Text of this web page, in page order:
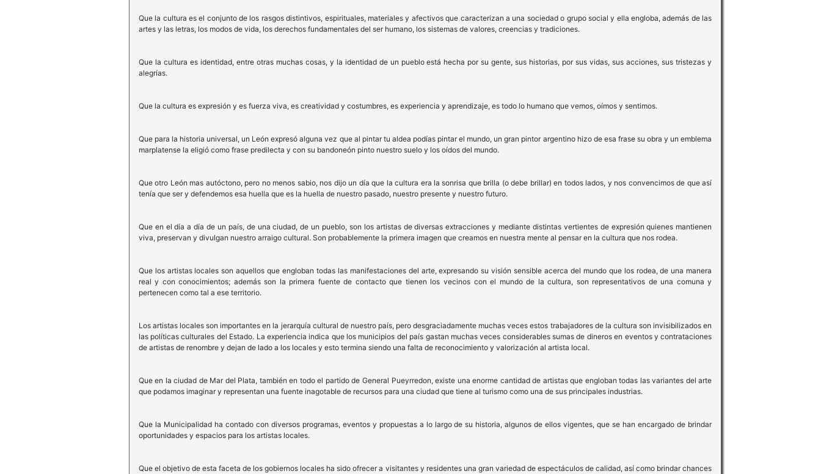
Que la cultura es el conjunto de los rasgos distintivos, espirituales, materiales y afectivos que caracterizan a una sociedad o grupo social y ella engloba, además de las
artes y las letras, los modos de vida, los derechos fundamentales del ser humano, los sistemas de valores, creencias y tradiciones.
Que la cultura es identidad, entre otras muchas cosas, y la identidad de un pueblo está hecha por su gente, sus historias, por sus vidas, sus acciones, sus tristezas y
alegrías.
Que la cultura es expresión y es fuerza viva, es creatividad y costumbres, es experiencia y aprendizaje, es todo lo humano que vemos, oímos y sentimos.
Que para la historia universal, un León expresó alguna vez que al pintar tu aldea podías pintar el mundo, un gran pintor argentino hizo de esa frase su obra y un emblema
marplatense la eligió como frase predilecta y con su bandoneón pinto nuestro suelo y los oídos del mundo.
Que otro León mas autóctono, pero no menos sabio, nos dijo un día que la cultura era la sonrisa que brilla (o debe brillar) en todos lados, y nos convencimos de que así
tenía que ser y defendemos esa huella que es la huella de nuestro pasado, nuestro presente y nuestro futuro.
Que en el día a día de un país, de una ciudad, de un pueblo, son los artistas de diversas extracciones y mediante distintas vertientes de expresión quienes mantienen
viva, preservan y divulgan nuestro arraigo cultural. Son probablemente la primera imagen que creamos en nuestra mente al pensar en la cultura que nos rodea.
Que los artistas locales son aquellos que engloban todas las manifestaciones del arte, expresando su visión sensible acerca del mundo que los rodea, de una manera
real y con conocimientos; además son la primera fuente de contacto que tienen los vecinos con el mundo de la cultura, son representativos de una comuna y
pertenecen como tal a ese territorio.
Los artistas locales son importantes en la jerarquía cultural de nuestro país, pero desgraciadamente muchas veces estos trabajadores de la cultura son invisibilizados en
las políticas culturales del Estado. La experiencia indica que los municipios del país gastan muchas veces considerables sumas de dineros en eventos y contrataciones
de artistas de renombre y dejan de lado a los locales y esto termina siendo una falta de reconocimiento y valorización al artista local.
Que en la ciudad de Mar del Plata, también en todo el partido de General Pueyrredon, existe una enorme cantidad de artistas que engloban todas las variantes del arte
que podamos imaginar y representan una fuente inagotable de recursos para una ciudad que tiene al turismo como una de sus principales industrias.
Que la Municipalidad ha contado con diversos programas, eventos y propuestas a lo largo de su historia, algunos de ellos vigentes, que se han encargado de brindar
oportunidades y espacios para los artistas locales.
Que el objetivo de esta faceta de los gobiernos locales ha sido ofrecer a visitantes y residentes una gran variedad de espectáculos de calidad, así como brindar chances